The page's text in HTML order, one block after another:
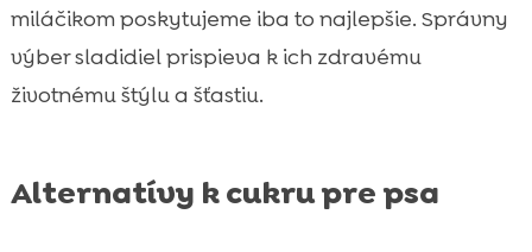
miláčikom poskytujeme iba to najlepšie. Správny
výber sladidiel prispieva k ich zdravému
životnému štýlu a šťastiu.
Alternatívy k cukru pre psa